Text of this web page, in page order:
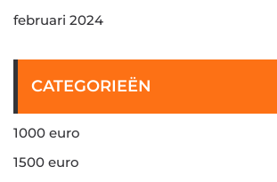
februari 2024
CATEGORIEËN
1000 euro
1500 euro